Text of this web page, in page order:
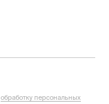
обработку персональных